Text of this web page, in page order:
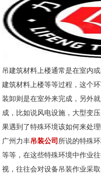
吊建筑材料上楼通常是在室内
建筑材料上楼等等过程，这个
装卸则是在室外来完成，另外
成，比如说风电设施，大型变
果遇到了特殊环境该如何来处理
广州力丰吊装公司 所说的特殊
等等，在这些特殊环境中作业
视，往往会对设备吊装作业采